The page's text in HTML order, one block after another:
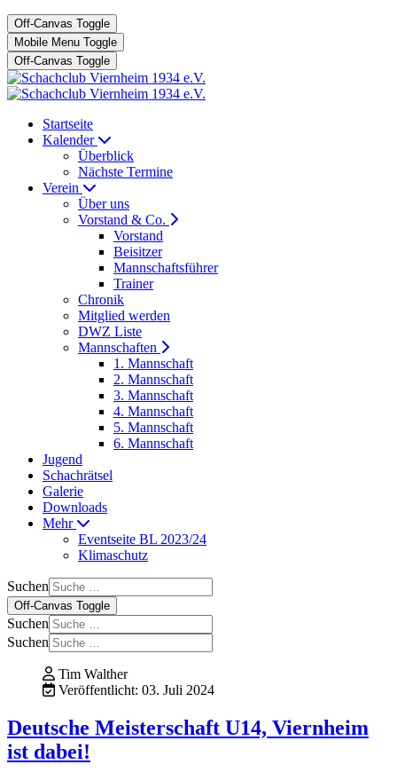
Off-Canvas Toggle
Mobile Menu Toggle
Off-Canvas Toggle
Startseite
Kalender
Überblick
Nächste Termine
Verein
Über uns
Vorstand & Co.
Vorstand
Beisitzer
Mannschaftsführer
Trainer
Chronik
Mitglied werden
DWZ Liste
Mannschaften
1. Mannschaft
2. Mannschaft
3. Mannschaft
4. Mannschaft
5. Mannschaft
6. Mannschaft
Jugend
Schachrätsel
Galerie
Downloads
Mehr
Eventseite BL 2023/24
Klimaschutz
Suchen
Off-Canvas Toggle
Suchen
Suchen
Tim Walther
Veröffentlicht: 03. Juli 2024
Deutsche Meisterschaft U14, Viernheim
ist dabei!